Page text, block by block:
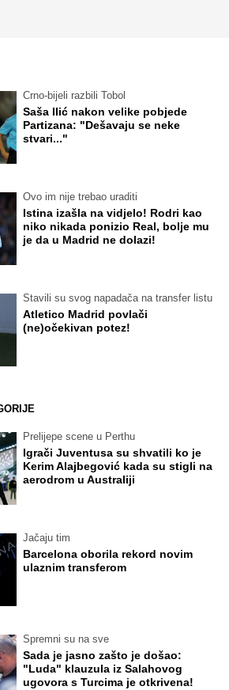
Crno-bijeli razbili Tobol
Saša Ilić nakon velike pobjede
Partizana: "Dešavaju se neke
stvari..."
Ovo im nije trebao uraditi
Istina izašla na vidjelo! Rodri kao
niko nikada ponizio Real, bolje mu
je da u Madrid ne dolazi!
Stavili su svog napadača na transfer listu
Atletico Madrid povlači
(ne)očekivan potez!
Prelijepe scene u Perthu
Igrači Juventusa su shvatili ko je
Kerim Alajbegović kada su stigli na
aerodrom u Australiji
Jačaju tim
Barcelona oborila rekord novim
ulaznim transferom
Spremni su na sve
Sada je jasno zašto je došao:
"Luda" klauzula iz Salahovog
ugovora s Turcima je otkrivena!